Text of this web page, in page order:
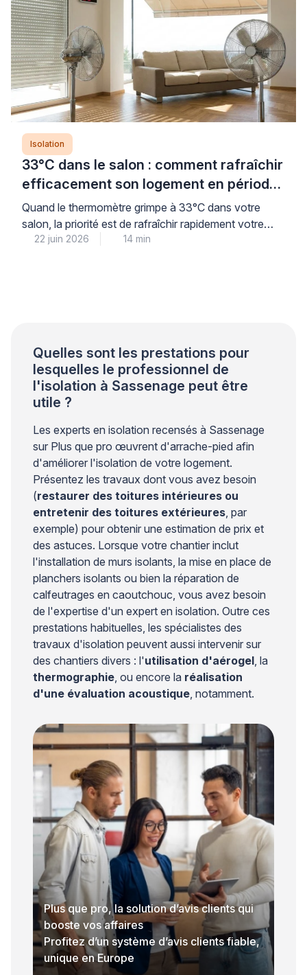
conformes aux normes, conditions indispensables
pour limiter la […]
Isolation
33°C dans le salon : comment rafraîchir
efficacement son logement en période
de canicule
Quand le thermomètre grimpe à 33°C dans votre
salon, la priorité est de rafraîchir rapidement votre
intérieur tout en préparant des solutions durables
22 juin 2026 14 min
Quelles sont les prestations pour
lesquelles le professionnel de
l'isolation à Sassenage peut être
utile ?
Les experts en isolation recensés à Sassenage
sur Plus que pro œuvrent d'arrache-pied afin
d'améliorer l'isolation de votre logement.
Présentez les travaux dont vous avez besoin
(restaurer des toitures intérieures ou
entretenir des toitures extérieures , par
exemple) pour obtenir une estimation de prix et
des astuces. Lorsque votre chantier inclut
l'installation de murs isolants, la mise en place de
planchers isolants ou bien la réparation de
calfeutrages en caoutchouc, vous avez besoin
de l'expertise d'un expert en isolation. Outre ces
prestations habituelles, les spécialistes des
travaux d'isolation peuvent aussi intervenir sur
des chantiers divers : l'utilisation d'aérogel , la
thermographie , ou encore la réalisation
d'une évaluation acoustique , notamment.
Plus que pro, la solution d’avis clients qui
booste vos affaires
Profitez d’un système d’avis clients fiable,
unique en Europe